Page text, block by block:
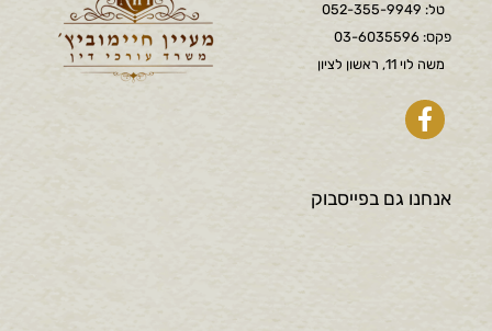
טל: 052-355-9949
פקס: 03-6035596
משה לוי 11, ראשון לציון
אנחנו גם בפייסבוק